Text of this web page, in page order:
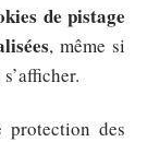
de pistage
, même si
protection des